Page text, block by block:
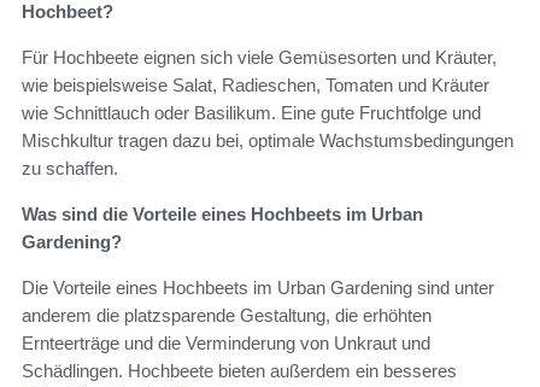
Hochbeet?
Für Hochbeete eignen sich viele Gemüsesorten und Kräuter,
wie beispielsweise Salat, Radieschen, Tomaten und Kräuter
wie Schnittlauch oder Basilikum. Eine gute Fruchtfolge und
Mischkultur tragen dazu bei, optimale Wachstumsbedingungen
zu schaffen.
Was sind die Vorteile eines Hochbeets im Urban
Gardening?
Die Vorteile eines Hochbeets im Urban Gardening sind unter
anderem die platzsparende Gestaltung, die erhöhten
Ernteerträge und die Verminderung von Unkraut und
Schädlingen. Hochbeete bieten außerdem ein besseres